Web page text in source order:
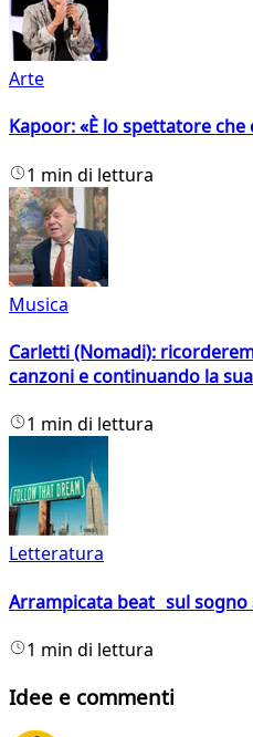
Arte
Kapoor: «È lo spettatore che
1 min di lettura
Musica
Carletti (Nomadi):
canzoni e continuando la
1 min di lettura
Letteratura
Arrampicata beat sul sogno
1 min di lettura
Idee e commenti